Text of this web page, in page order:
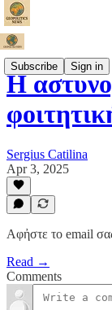
Subscribe Sign in
Η
Sergius Catilina
Apr 3, 2025
Αφἠστε το email
Read →
Comments